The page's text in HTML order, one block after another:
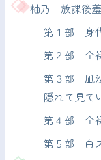
柚乃 放課後
第１部 身
第２部 全
第３部 凪
隠れて見て
第４部 全
第５部 白